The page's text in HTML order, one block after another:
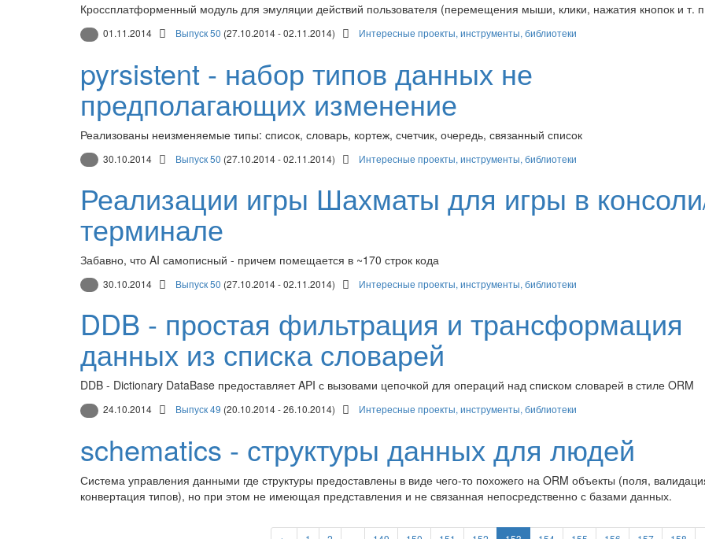
Кроссплатформенный модуль для эмуляции действий пользователя (перемещения мыши, клики, нажатия кнопок и т.
01.11.2014 Выпуск 50 (27.10.2014 - 02.11.2014) Интересные проекты, инструменты, библиотеки
pyrsistent - набор типов данных не
предполагающих изменение
Реализованы неизменяемые типы: список, словарь, кортеж, счетчик, очередь, связанный список
30.10.2014 Выпуск 50 (27.10.2014 - 02.11.2014) Интересные проекты, инструменты, библиотеки
Реализации игры Шахматы для игры в
терминале
Забавно, что AI самописный - причем помещается в ~170 строк кода
30.10.2014 Выпуск 50 (27.10.2014 - 02.11.2014) Интересные проекты, инструменты, библиотеки
DDB - простая фильтрация и трансформация
данных из списка словарей
DDB - Dictionary DataBase предоставляет API с вызовами цепочкой для операций над списком словарей в стиле ORM
24.10.2014 Выпуск 49 (20.10.2014 - 26.10.2014) Интересные проекты, инструменты, библиотеки
schematics - структуры данных для людей
Система управления данными где структуры предоставлены в виде чего-то похожего на ORM объекты (поля,
конвертация типов), но при этом не имеющая представления и не связанная непосредственно с базами данных.